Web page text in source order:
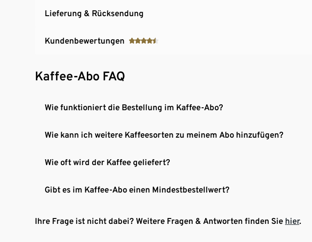
Lieferung & Rücksendung
Kundenbewertungen
Kaffee-Abo FAQ
Wie funktioniert die Bestellung im Kaffee-Abo?
Wie kann ich weitere Kaffeesorten zu meinem Abo hinzufügen?
Wie oft wird der Kaffee geliefert?
Gibt es im Kaffee-Abo einen Mindestbestellwert?
Ihre Frage ist nicht dabei? Weitere Fragen & Antworten finden Sie hier.